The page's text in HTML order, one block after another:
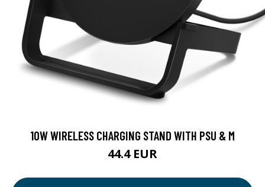
10W WIRELESS CHARGING STAND WITH PSU & M
44.4 EUR